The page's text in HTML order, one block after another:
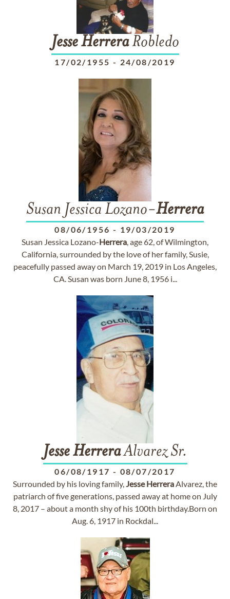
Jesse HerreraRobledo
17/02/1955 - 24/08/2019
Susan Jessica Lozano-Herrera
08/06/1956 - 19/03/2019
Susan Jessica Lozano-Herrera, age 62, of Wilmington,
California, surrounded by the love of her family, Susie,
peacefully passed away on March 19, 2019 in Los Angeles,
CA. Susan was born June 8, 1956 i...
Jesse HerreraAlvarez Sr.
06/08/1917 - 08/07/2017
Surrounded by his loving family,Jesse HerreraAlvarez, the
patriarch of five generations, passed away at home on July
8, 2017 – about a month shy of his 100th birthday.Born on
Aug. 6, 1917 in Rockdal...